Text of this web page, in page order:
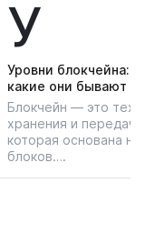
У
Уровни блокчейна:
какие они бывают
Блокчейн — это
хранения и
которая основана
блоков….